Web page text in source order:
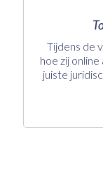
Tijdens de
hoe zij
juiste